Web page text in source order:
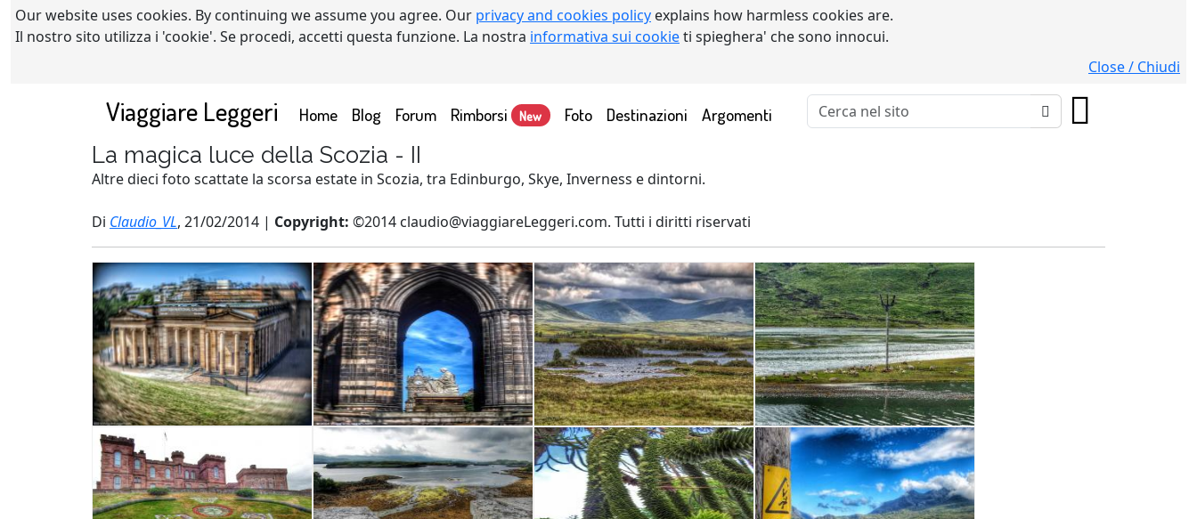
Our website uses cookies. By continuing we assume you agree. Our privacy and cookies policy explains how harmless cookies are.
Il nostro sito utilizza i 'cookie'. Se procedi, accetti questa funzione. La nostra informativa sui cookieti spieghera' che sono innocui.
Close / Chiudi
Viaggiare Leggeri Home(current)
Blog Forum Rimborsi New Foto Destinazioni Argomenti
La magica luce della Scozia - II
Altre dieci foto scattate la scorsa estate in Scozia, tra Edinburgo, Skye, Inverness e dintorni.
Di Claudio_VL, 21/02/2014 | Copyright: ©2014 claudio@viaggiareLeggeri.com. Tutti i diritti riservati